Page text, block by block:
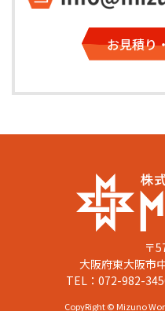
お見積り
〒
大阪府東大阪市
TEL： 072-982-
CopyRight © Mizuno